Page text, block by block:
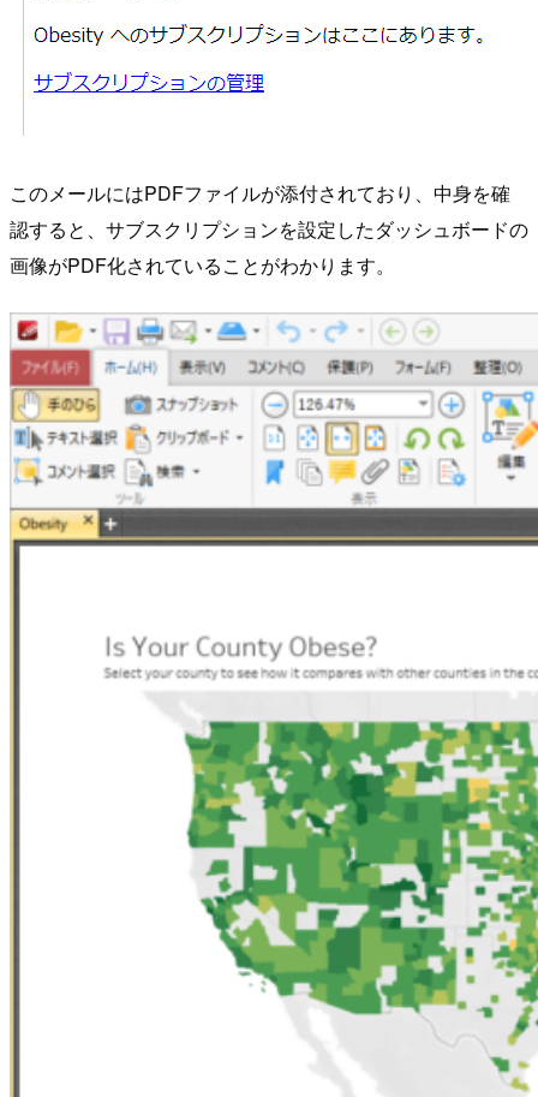
このメールにはPDFファイルが添付されており、中身を確
認すると、サブスクリプションを設定したダッシュボードの
画像がPDF化されていることがわかります。